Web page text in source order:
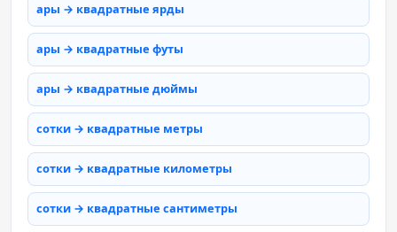
ары → квадратные ярды
ары → квадратные футы
ары → квадратные дюймы
сотки → квадратные метры
сотки → квадратные километры
сотки → квадратные сантиметры